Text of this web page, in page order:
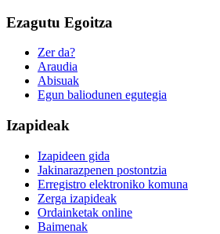
Ezagutu Egoitza
Zer da?
Araudia
Abisuak
Egun baliodunen egutegia
Izapideak
Izapideen gida
Jakinarazpenen postontzia
Erregistro elektroniko komuna
Zerga izapideak
Ordainketak online
Baimenak